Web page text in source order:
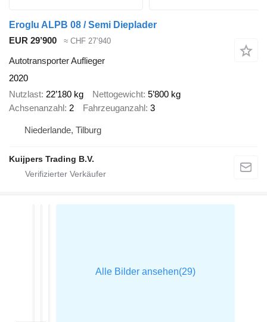
Eroglu ALPB 08 / Semi Dieplader
EUR 29’900
≈ CHF 27’940
Autotransporter Auflieger
2020
Nutzlast 22’180 kg Nettogewicht 5’800 kg
Achsenanzahl 2 Fahrzeuganzahl 3
Niederlande, Tilburg
Kuijpers Trading B.V.